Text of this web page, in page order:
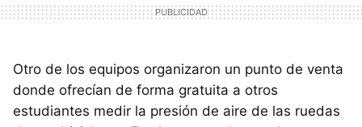
Otro de los equipos organizaron un punto de venta
donde ofrecían de forma gratuita a otros
estudiantes medir la presión de aire de las ruedas